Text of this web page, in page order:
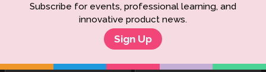
Subscribe for events, professional learning, and
innovative product news.
Sign Up